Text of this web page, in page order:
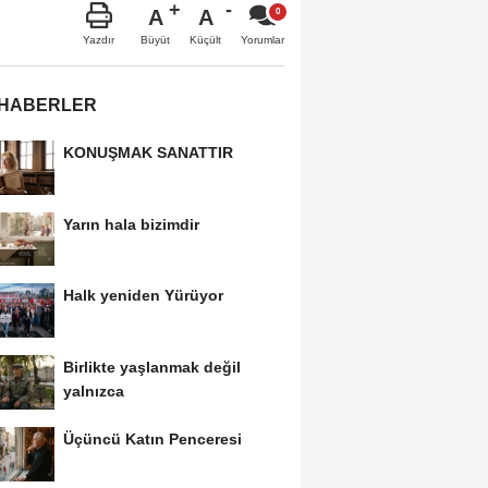
Yazdır
A
Büyüt
A
Küçült Yorumlar
KONUŞMAK SANATTIR
Yarın hala bizimdir
Halk yeniden Yürüyor
Birlikte yaşlanmak değil
yalnızca
Üçüncü Katın Penceresi